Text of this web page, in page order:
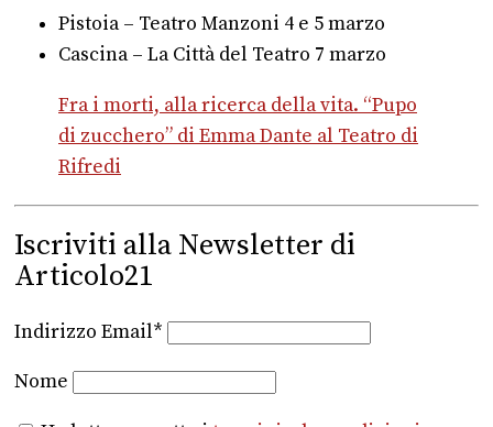
Pistoia – Teatro Manzoni 4 e 5 marzo
Cascina – La Città del Teatro 7 marzo
Fra i morti, alla ricerca della vita. “Pupo
di zucchero” di Emma Dante al Teatro di
Rifredi
Iscriviti alla Newsletter di
Articolo21
Indirizzo Email*
Nome